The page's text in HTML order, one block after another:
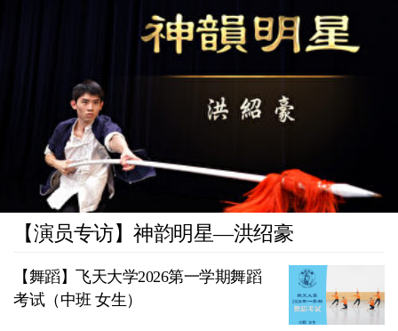
【演员专访】神韵明星—洪绍豪
【舞蹈】飞天大学2026第一学期舞蹈
考试（中班 女生）